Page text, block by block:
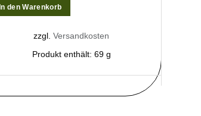
In den Warenkorb
zzgl.Versandkosten
Produkt enthält: 69 g